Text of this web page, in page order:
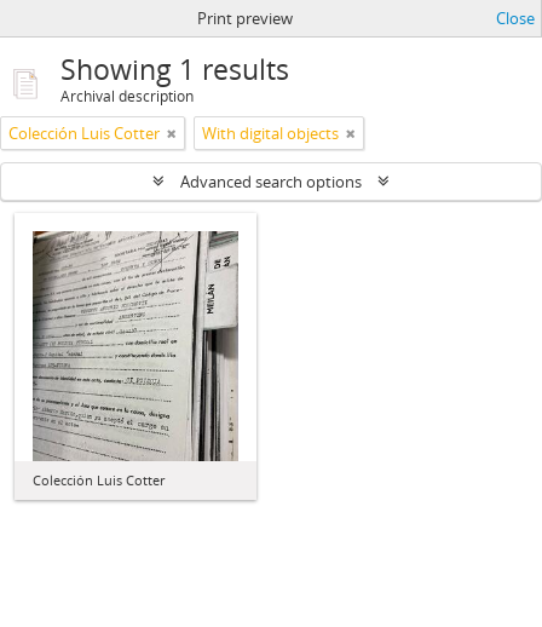
Print preview Close
Showing 1 results
Archival description
Colección Luis Cotter With digital objects
Advanced search options
Colección Luis Cotter